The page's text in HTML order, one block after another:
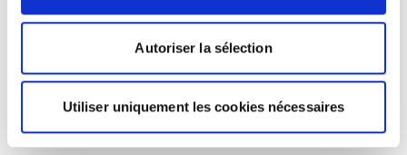
Autoriser la sélection
Utiliser uniquement les cookies nécessaires